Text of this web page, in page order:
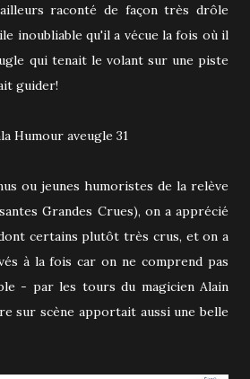
raconté de façon très drôle
inoubliable qu'il a vécue la fois où il
qui tenait le volant sur une piste
guider!
ou jeunes humoristes de la relève
Grandes Crues), on a apprécié
certains plutôt très crus, et on a
à la fois car on ne comprend pas
- par les tours du magicien Alain
sur scène apportait aussi une belle